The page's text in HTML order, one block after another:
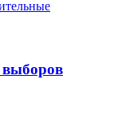
выборов